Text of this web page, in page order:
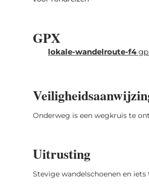
GPX
lokale-wandelroute-f4
Onderweg is een wegkruis te
Uitrusting
Stevige wandelschoenen en iets